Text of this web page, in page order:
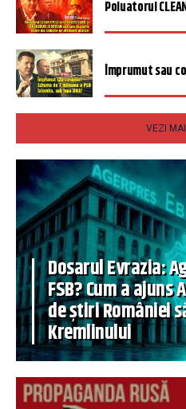
Poluatorul
Împrumut sau
VEZI
Dosarul Evrazia:
FSB? Cum a
de știri României
Kremlinului